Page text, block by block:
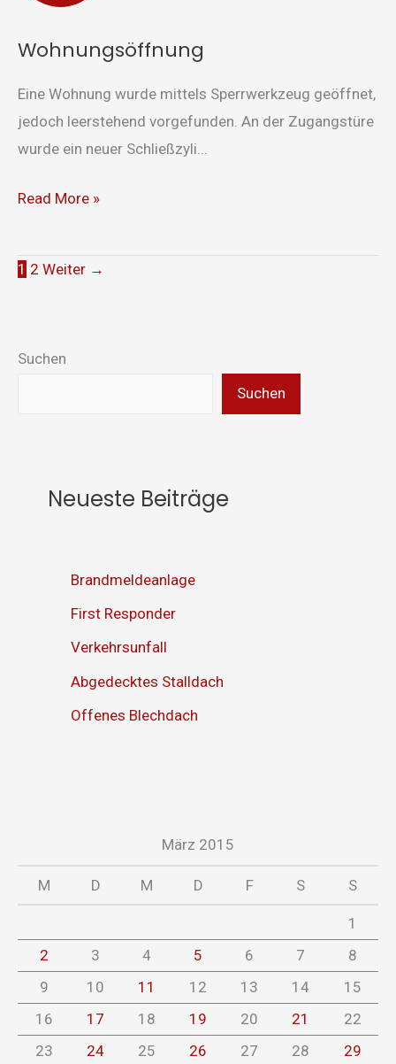
Wohnungsöffnung
Eine Wohnung wurde mittels Sperrwerkzeug geöffnet,
jedoch leerstehend vorgefunden. An der Zugangstüre
wurde ein neuer Schließzyli...
Read More »
1 2 Weiter →
Suchen
Suchen
Neueste Beiträge
Brandmeldeanlage
First Responder
Verkehrsunfall
Abgedecktes Stalldach
Offenes Blechdach
März 2015
M D M D F S S
1
2
3 4 5 6 7
8
9
10 11 12 13 14
15
16
17 18 19 20 21
22
23
24 25 26 27 28
29